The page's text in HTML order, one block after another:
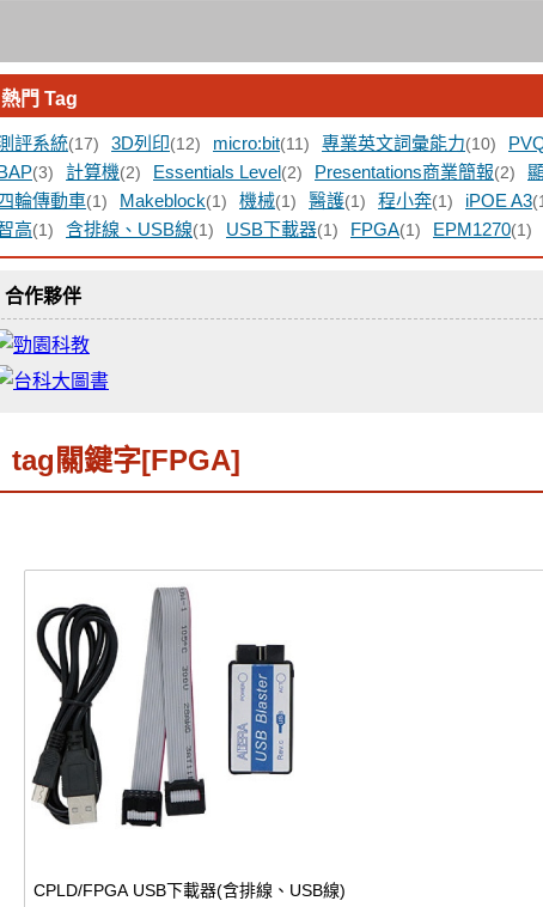
門 Tag
評系統(17) 3D列印(12) micro:bit(11) 專業英文詞彙能力(10)
(3) 計算機(2) Essentials Level(2) Presentations商業簡報(2)
輪傳動車(1) Makeblock(1) 機械(1) 醫護(1) 程小奔(1) iPOE A3
高(1) 含排線、USB線(1) USB下載器(1) FPGA(1) EPM1270(1)
合作夥伴
tag關鍵字[FPGA]
CPLD/FPGA USB下載器(含排線、USB線)